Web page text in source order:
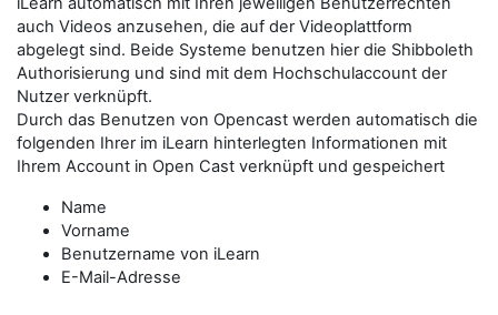
auch Videos anzusehen, die auf der Videoplattform
abgelegt sind. Beide Systeme benutzen hier die Shibboleth
Authorisierung und sind mit dem Hochschulaccount der
Nutzer verknüpft.
Durch das Benutzen von Opencast werden automatisch die
folgenden Ihrer im iLearn hinterlegten Informationen mit
Ihrem Account in Open Cast verknüpft und gespeichert
Name
Vorname
Benutzername von iLearn
E-Mail-Adresse